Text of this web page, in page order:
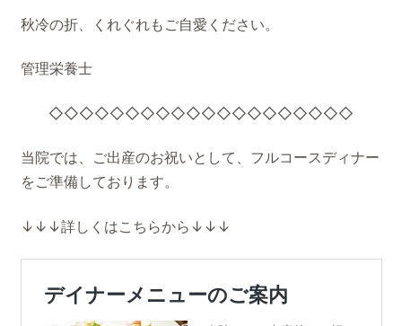
秋冷の折、くれぐれもご自愛ください。
管理栄養士
◇◇◇◇◇◇◇◇◇◇◇◇◇◇◇◇◇◇◇◇
当院では、ご出産のお祝いとして、フルコースディナー
をご準備しております。
↓↓↓詳しくはこちらから↓↓↓